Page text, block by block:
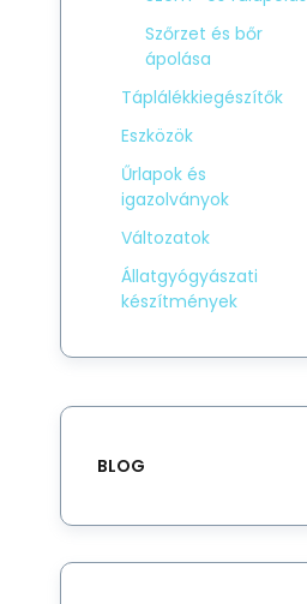
Szőrzet és bőr
ápolása
Táplálékkiegészítők
Eszközök
Űrlapok és
igazolványok
Változatok
Állatgyógyászati
készítmények
BLOG